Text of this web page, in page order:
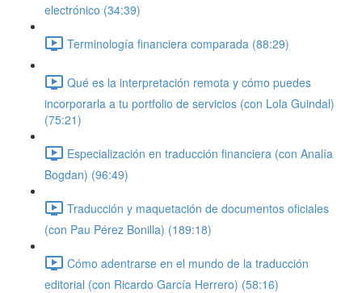
electrónico (34:39)
Terminología financiera comparada (88:29)
Qué es la interpretación remota y cómo puedes
incorporarla a tu portfolio de servicios (con Lola Guindal)
(75:21)
Especialización en traducción financiera (con Analía
Bogdan) (96:49)
Traducción y maquetación de documentos oficiales
(con Pau Pérez Bonilla) (189:18)
Cómo adentrarse en el mundo de la traducción
editorial (con Ricardo García Herrero) (58:16)